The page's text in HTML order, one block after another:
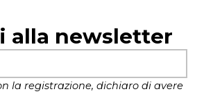
Luce
alla newsletter
la registrazione, dichiaro di avere